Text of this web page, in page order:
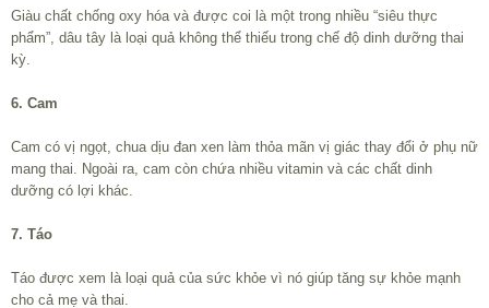
Giàu chất chống oxy hóa và được coi là một trong nhiều “siêu thực
phẩm”, dâu tây là loại quả không thể thiếu trong chế độ dinh dưỡng thai
kỳ.
6. Cam
Cam có vị ngọt, chua dịu đan xen làm thỏa mãn vị giác thay đổi ở phụ nữ
mang thai. Ngoài ra, cam còn chứa nhiều vitamin và các chất dinh
dưỡng có lợi khác.
7. Táo
Táo được xem là loại quả của sức khỏe vì nó giúp tăng sự khỏe mạnh
cho cả mẹ và thai.